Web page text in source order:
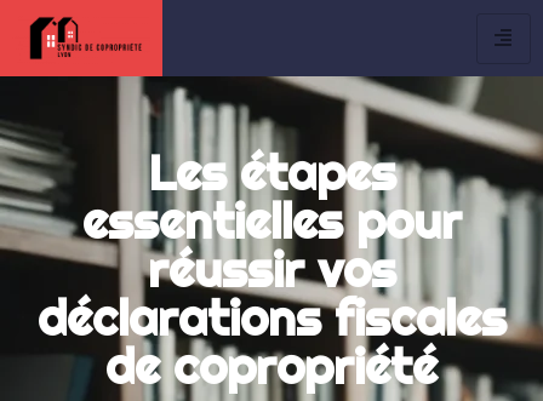
Les étapes
essentielles pour
réussir vos
déclarations fiscales
de copropriété